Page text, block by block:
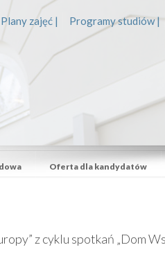
Plany zajęć | Programy studiów |
Oferta dla kandydatów
z cyklu spotkań „Dom